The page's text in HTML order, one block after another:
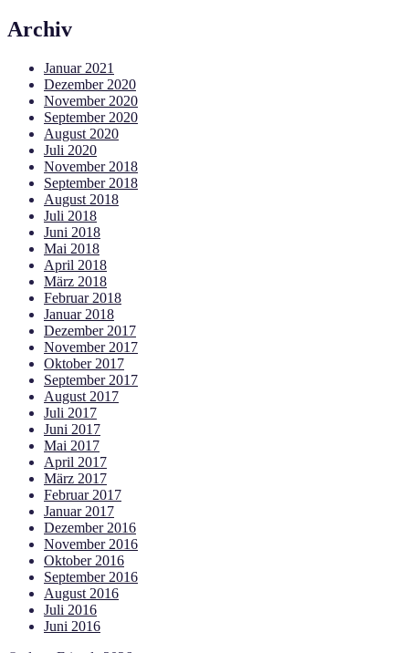
Archiv
Januar 2021
Dezember 2020
November 2020
September 2020
August 2020
Juli 2020
November 2018
September 2018
August 2018
Juli 2018
Juni 2018
Mai 2018
April 2018
März 2018
Februar 2018
Januar 2018
Dezember 2017
November 2017
Oktober 2017
September 2017
August 2017
Juli 2017
Juni 2017
Mai 2017
April 2017
März 2017
Februar 2017
Januar 2017
Dezember 2016
November 2016
Oktober 2016
September 2016
August 2016
Juli 2016
Juni 2016